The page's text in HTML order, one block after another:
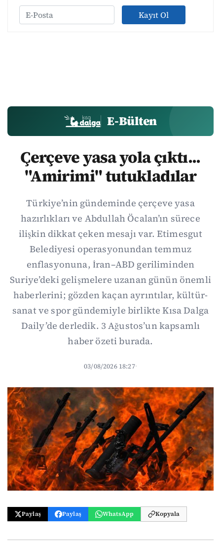
Kayıt Ol
E-Bülten
Çerçeve yasa yola çıktı...
"Amirimi" tutukladılar
Türkiye’nin gündeminde çerçeve yasa
hazırlıkları ve Abdullah Öcalan’ın sürece
ilişkin dikkat çeken mesajı var. Etimesgut
Belediyesi operasyonundan temmuz
enflasyonuna, İran–ABD geriliminden
Suriye’deki gelişmelere uzanan günün önemli
haberlerini; gözden kaçan ayrıntılar, kültür-
sanat ve spor gündemiyle birlikte Kısa Dalga
Daily’de derledik. 3 Ağustos’un kapsamlı
haber özeti burada.
03/08/2026 18:27·
Paylaş Paylaş WhatsApp Kopyala